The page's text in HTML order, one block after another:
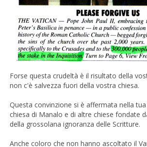
Forse questa crudeltà è il risultato della
non c'è salvezza fuori della vostra chiesa.
Questa convinzione si è affermata nella
chiesa di Manalo e di altre chiese fondate
della grossolana ignoranza delle Scritture.
Anche coloro che non hanno ascoltato il